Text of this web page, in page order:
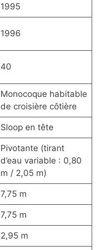
1995
1996
40
Monocoque habitable
de croisière côtière
Sloop en tête
Pivotante (tirant
d’eau variable : 0,80
m / 2,05 m)
7,75 m
7,75 m
2,95 m